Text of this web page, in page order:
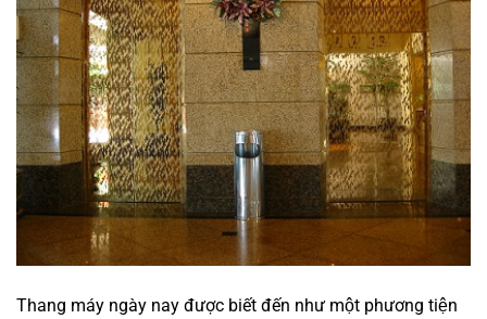
Thang máy ngày nay được biết đến như một phương tiện